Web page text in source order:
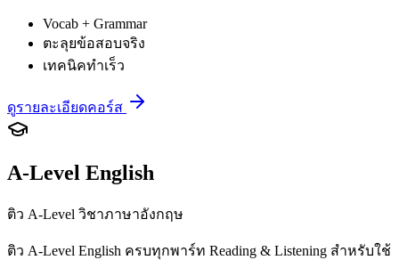
Vocab + Grammar
ตะลุยข้อสอบจริง
เทคนิคทำเร็ว
ดูรายละเอียดคอร์ส
A-Level English
ติว A-Level วิชาภาษาอังกฤษ
ติว A-Level English ครบทุกพาร์ท Reading & Listening สำหรับใช้